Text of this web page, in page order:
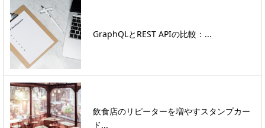
GraphQLとREST APIの比較：...
飲食店のリピーターを増やすスタンプカー
ド...